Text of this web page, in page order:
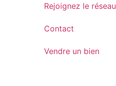
Rejoignez le réseau
Contact
Vendre un bien